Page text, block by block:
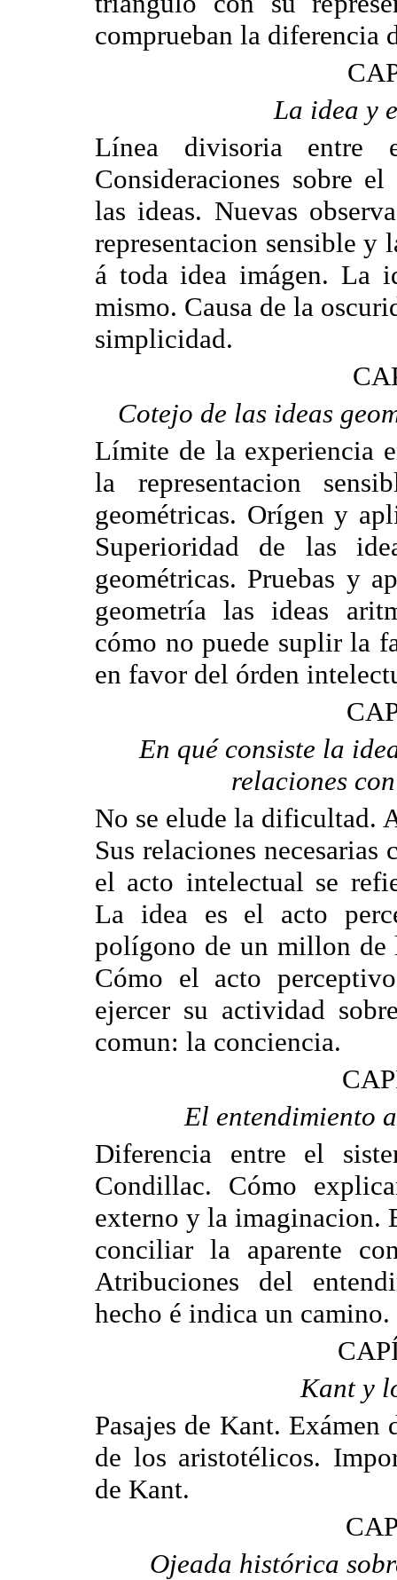
comprueban la diferencia
La idea y
Línea divisoria entre
Consideraciones sobre
las ideas. Nuevas
representacion sensible y
á toda idea imágen. La
mismo. Causa de la
simplicidad.
Cotejo de las ideas
Límite de la experiencia
la representacion
geométricas. Orígen y
Superioridad de las
geométricas. Pruebas y
geometría las ideas
cómo no puede suplir la
en favor del órden
En qué consiste la
relaciones
No se elude la dificultad.
Sus relaciones
el acto intelectual se
La idea es el acto
polígono de un millon de
Cómo el acto
ejercer su actividad
comun: la conciencia.
El entendimiento
Diferencia entre el
Condillac. Cómo
externo y la imaginacion.
conciliar la aparente
Atribuciones del
hecho é indica un
Kant y
Pasajes de Kant.
de los aristotélicos.
de Kant.
Ojeada histórica